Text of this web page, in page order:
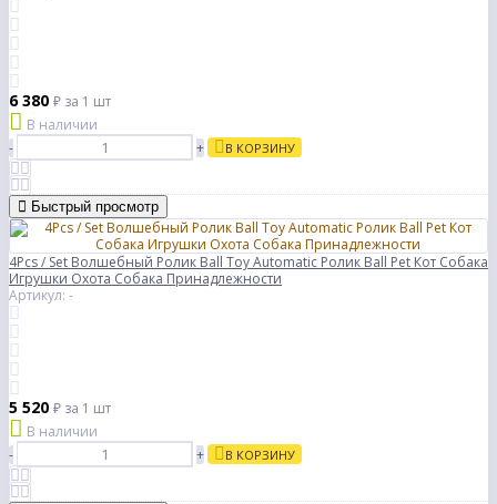
6 380 ₽ за 1 шт
В наличии
-
+ В КОРЗИНУ
Быстрый просмотр
4Pcs / Set Волшебный Ролик Ball Toy Automatic Ролик Ball Pet Кот Собака
Игрушки Охота Собака Принадлежности
Артикул: -
5 520 ₽ за 1 шт
В наличии
-
+ В КОРЗИНУ